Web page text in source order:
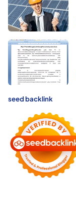
seed backlink